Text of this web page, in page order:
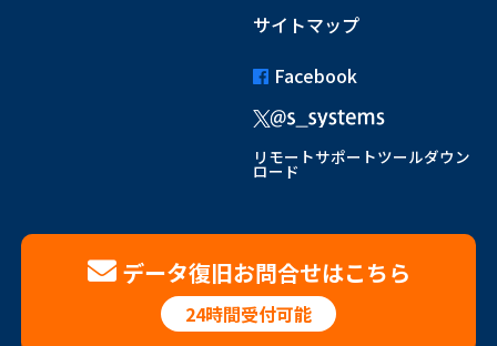
サイトマップ
Facebook
リモートサポートツールダウン
ロード
データ復旧お問合せはこちら
24時間受付可能